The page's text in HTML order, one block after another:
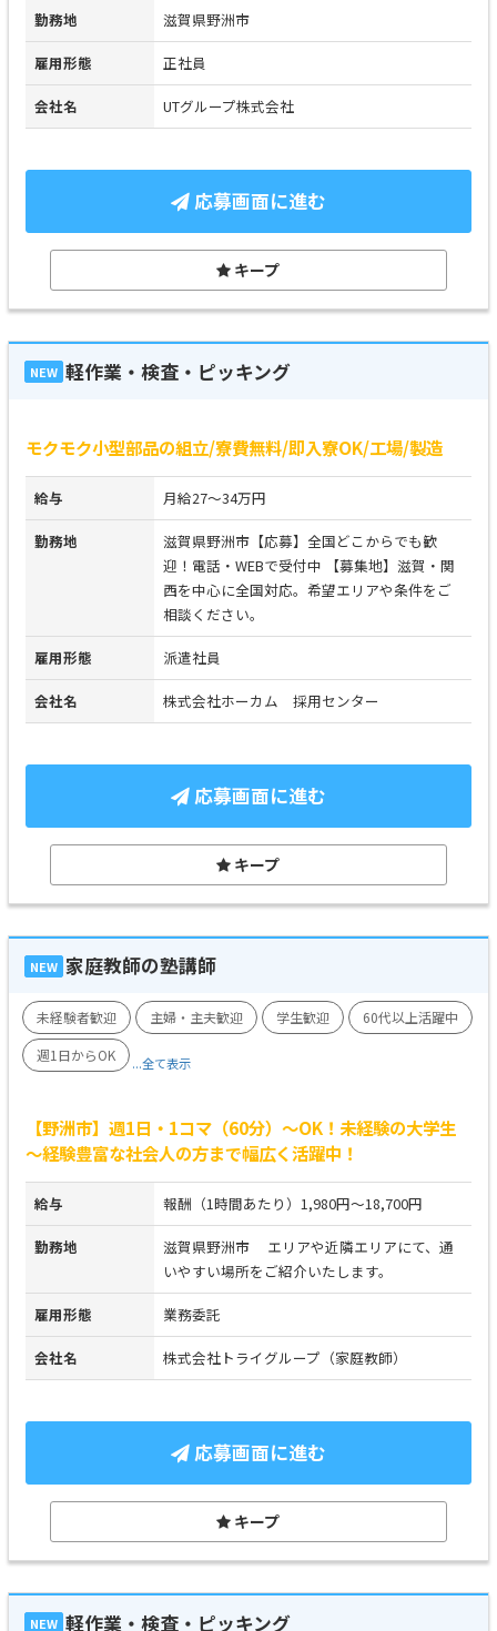
勤務地 滋賀県野洲市
雇用形態 正社員
会社名 UTグループ株式会社
応募画面に進む
キープ
NEW 軽作業・検査・ピッキング
モクモク小型部品の組立/寮費無料/即入寮OK/工場/製造
給与 月給27～34万円
勤務地
滋賀県野洲市【応募】全国どこからでも歓
迎！電話・WEBで受付中 【募集地】滋賀・関
西を中心に全国対応。希望エリアや条件をご
相談ください。
雇用形態 派遣社員
会社名 株式会社ホーカム 採用センター
応募画面に進む
キープ
NEW 家庭教師の塾講師
未経験者歓迎 主婦・主夫歓迎 学生歓迎
60代以上活躍中
週1日からOK
...全て表示
【野洲市】週1日・1コマ（60分）～OK！未経験の大学生
～経験豊富な社会人の方まで幅広く活躍中！
給与 報酬（1時間あたり）1,980円～18,700円
勤務地
滋賀県野洲市 エリアや近隣エリアにて、通
いやすい場所をご紹介いたします。
雇用形態 業務委託
会社名 株式会社トライグループ（家庭教師）
応募画面に進む
キープ
NEW 軽作業・検査・ピッキング